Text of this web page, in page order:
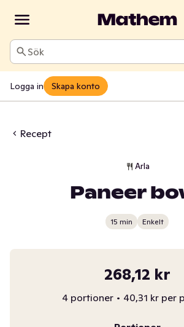
Sök
Logga in Skapa konto
Recept
Arla
Paneer
15 min Enkelt
268,12 kr
4 portioner • 40,31 kr per